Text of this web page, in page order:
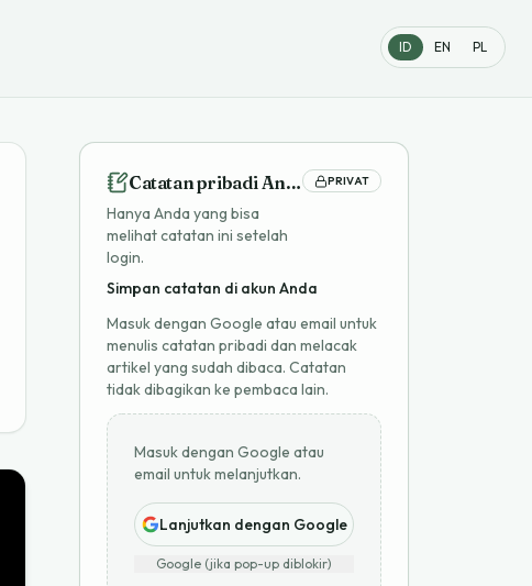
ID EN PL
Catatan pribadi Anda
Hanya Anda yang bisa
melihat catatan ini setelah
login.
PRIVAT
Simpan catatan di akun Anda
Masuk dengan Google atau email untuk
menulis catatan pribadi dan melacak
artikel yang sudah dibaca. Catatan
tidak dibagikan ke pembaca lain.
Masuk dengan Google atau
email untuk melanjutkan.
Lanjutkan dengan Google
Google (jika pop-up diblokir)